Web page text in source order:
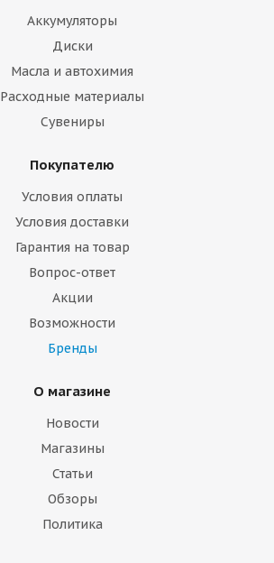
Аккумуляторы
Диски
Масла и автохимия
Расходные материалы
Сувениры
Покупателю
Условия оплаты
Условия доставки
Гарантия на товар
Вопрос-ответ
Акции
Возможности
Бренды
О магазине
Новости
Магазины
Статьи
Обзоры
Политика